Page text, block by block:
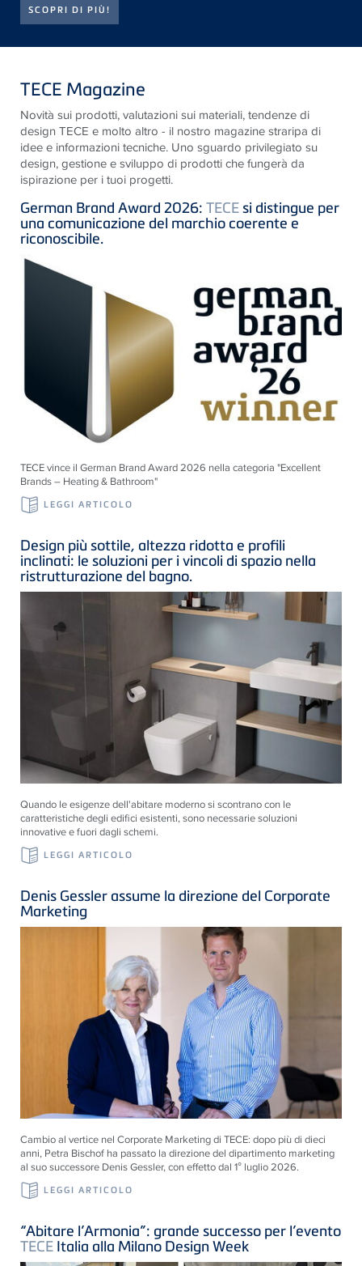
SCOPRI DI PIÙ!
TECE Magazine
Novità sui prodotti, valutazioni sui materiali, tendenze di
designTECE e molto altro - il nostro magazine straripa di
idee e informazioni tecniche. Uno sguardo privilegiato su
design, gestione e sviluppo di prodotti che fungerà da
ispirazione per i tuoi progetti.
TECE vince il German Brand Award 2026 nella categoria "Excellent
Brands – Heating & Bathroom"
LEGGI ARTICOLO
German Brand Award 2026: TECEsi distingue per
una comunicazione del marchio coerente e
riconoscibile.
Quando le esigenze dell'abitare moderno si scontrano con le
caratteristiche degli edifici esistenti, sono necessarie soluzioni
innovative e fuori dagli schemi.
LEGGI ARTICOLO
Design più sottile, altezza ridotta e profili
inclinati: le soluzioni per i vincoli di spazio nella
ristrutturazione del bagno.
Cambio al vertice nel Corporate Marketing di TECE: dopo più di dieci
anni, Petra Bischof ha passato la direzione del dipartimento marketing
al suo successore Denis Gessler, con effetto dal 1° luglio 2026.
LEGGI ARTICOLO
Denis Gessler assume la direzione del Corporate
Marketing
“Abitare l’Armonia”: grande successo per l’evento
TECE Italia alla Milano Design Week